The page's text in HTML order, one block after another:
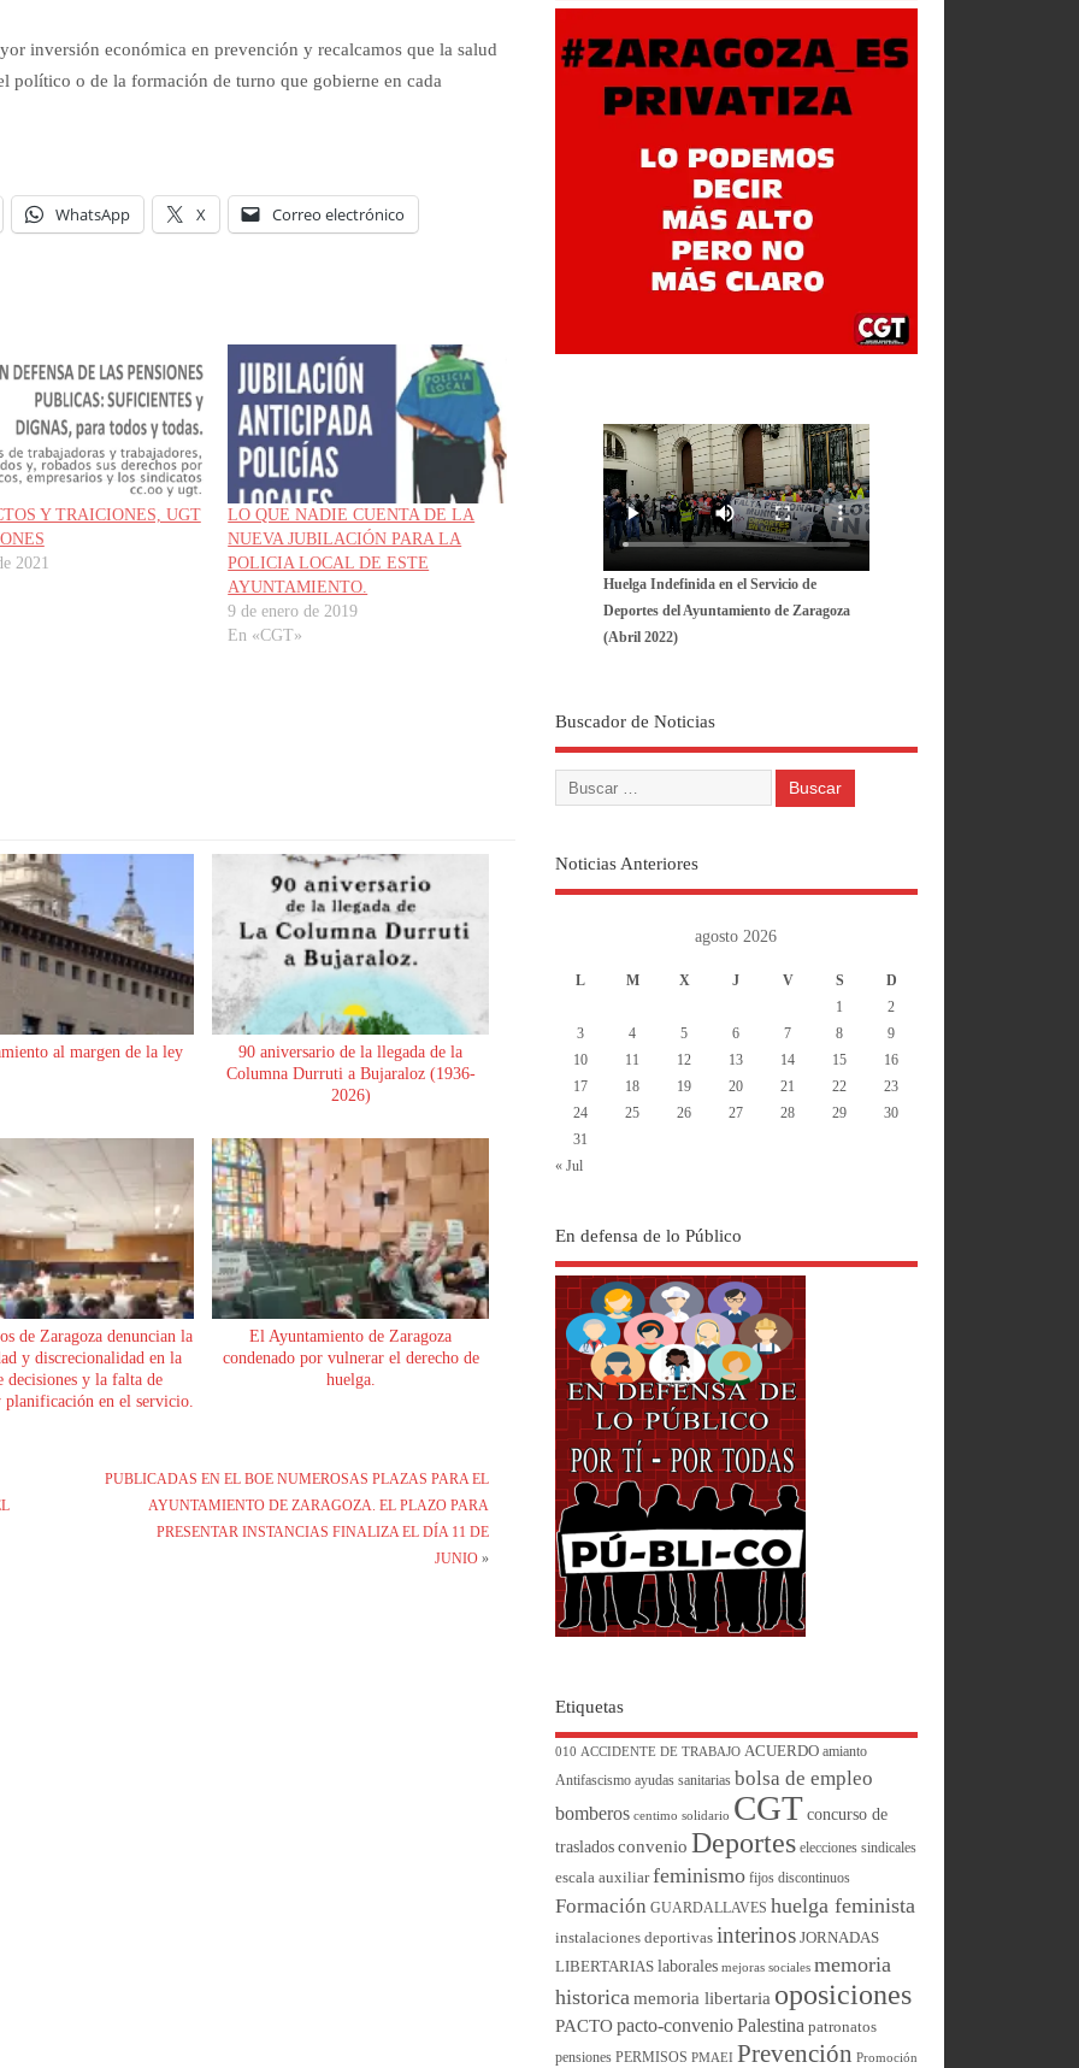
inversión económica en prevención y recalcamos que la salud
político o de la formación de turno que gobierne en cada
WhatsApp X Correo electrónico
Y TRAICIONES, UGT
2021
LO QUE NADIE CUENTA DE LA
NUEVA JUBILACIÓN PARA LA
POLICIA LOCAL DE ESTE
AYUNTAMIENTO.
9 de enero de 2019
En «CGT»
al margen de la ley
90 aniversario de la llegada de la
Columna Durruti a Bujaraloz (1936-
2026)
de Zaragoza denuncian la
y discrecionalidad en la
decisiones y la falta de
en el servicio.
El Ayuntamiento de Zaragoza
condenado por vulnerar el derecho de
huelga.
PUBLICADAS EN EL BOE NUMEROSAS PLAZAS PARA EL
AYUNTAMIENTO DE ZARAGOZA. EL PLAZO PARA
PRESENTAR INSTANCIAS FINALIZA EL DÍA 11 DE
JUNIO »
Huelga Indefinida en el Servicio de
Deportes del Ayuntamiento de Zaragoza
(Abril 2022)
Buscador de Noticias
Noticias Anteriores
agosto 2026
L M X J V S
D
1
2
3
4 5 6 7 8
9
10
11 12 13 14 15
16
17
18 19 20 21 22
23
24
25 26 27 28 29
30
31
« Jul
En defensa de lo Público
Etiquetas
010 ACCIDENTE DE TRABAJO ACUERDO amianto
Antifascismo ayudas sanitarias bolsa de empleo
bomberos centimo solidario CGT concurso de
traslados convenio Deportes elecciones sindicales
escala auxiliar feminismo fijos discontinuos
Formación GUARDALLAVES huelga feminista
instalaciones deportivas interinos JORNADAS
LIBERTARIAS laborales mejoras sociales memoria
historica memoria libertaria oposiciones
PACTO pacto-convenio Palestina patronatos
pensiones PERMISOS PMAEI Prevención Promoción